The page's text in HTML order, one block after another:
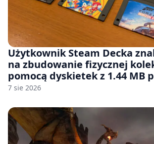
Użytkownik Steam Decka
na zbudowanie fizycznej
pomocą dyskietek z 1.44 MB
7 sie 2026